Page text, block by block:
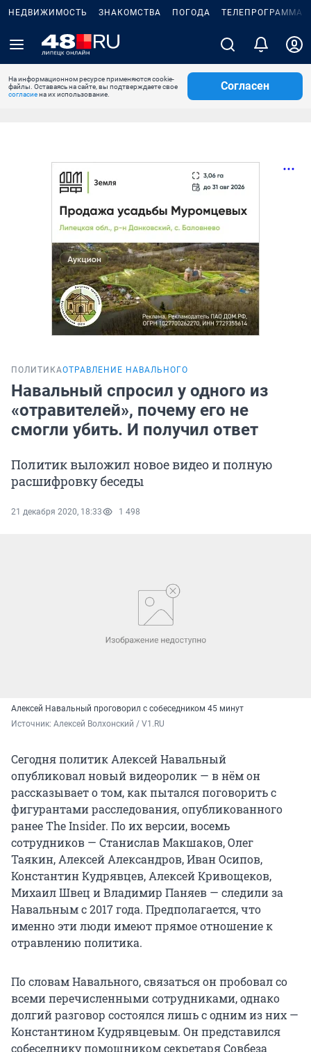
НЕДВИЖИМОСТЬ ЗНАКОМСТВА ПОГОДА ТЕЛЕПРОГРАММА
На информационном ресурсе применяются cookie-
файлы. Оставаясь на сайте, вы подтверждаете свое
согласиена их использование.
Согласен
ПОЛИТИКАОТРАВЛЕНИЕ НАВАЛЬНОГО
Навальный спросил у одного из
«отравителей», почему его не
смогли убить. И получил ответ
Политик выложил новое видео и полную
расшифровку беседы
21 декабря 2020, 18:33 1 498
Алексей Навальный проговорил с собеседником 45 минут
Источник: Алексей Волхонский / V1.RU
Сегодня политик Алексей Навальный
опубликовал новый видеоролик — в нём он
рассказывает о том, как пытался поговорить с
фигурантами расследования, опубликованного
ранее The Insider. По их версии, восемь
сотрудников — Станислав Макшаков, Олег
Таякин, Алексей Александров, Иван Осипов,
Константин Кудрявцев, Алексей Кривощеков,
Михаил Швец и Владимир Паняев — следили за
Навальным с 2017 года. Предполагается, что
именно эти люди имеют прямое отношение к
отравлению политика.
По словам Навального, связаться он пробовал со
всеми перечисленными сотрудниками, однако
долгий разговор состоялся лишь с одним из них —
Константином Кудрявцевым. Он представился
собеседнику помощником секретаря Совбеза